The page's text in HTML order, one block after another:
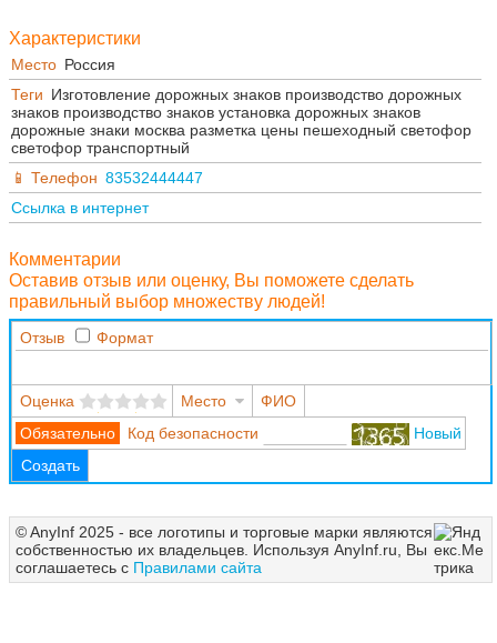
Характеристики
Место Россия
Теги Изготовление дорожных знаков производство дорожных
знаков производство знаков установка дорожных знаков
дорожные знаки москва разметка цены пешеходный светофор
светофор транспортный
Телефон 83532444447
Ссылка в интернет
Комментарии
Оставив отзыв или оценку, Вы поможете сделать
правильный выбор множеству людей!
Отзыв Формат
Оценка Место
ФИО
Код безопасности
Новый
Создать
© AnyInf 2025 - все логотипы и торговые марки являются
собственностью их владельцев. Используя AnyInf.ru, Вы
соглашаетесь с Правилами сайта